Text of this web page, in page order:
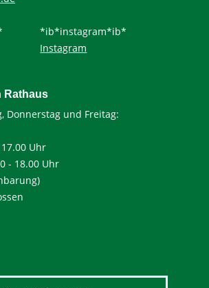
*ib*instagram*ib*
Instagram
Rathaus
Donnerstag und Freitag:
Uhr
- 18.00 Uhr